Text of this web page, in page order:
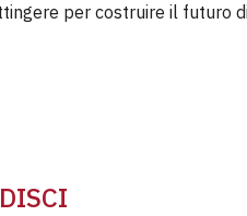
per costruire il futuro